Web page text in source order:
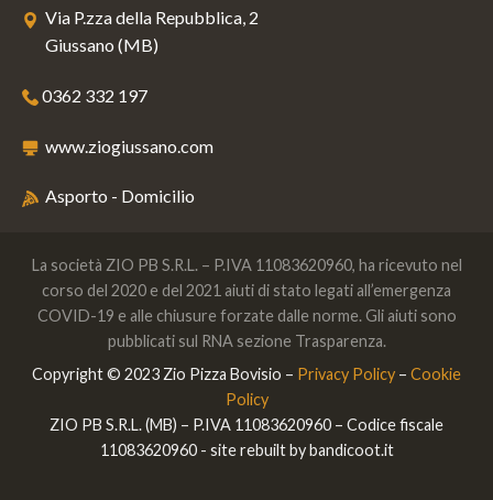
Via P.zza della Repubblica, 2
Giussano (MB)
0362 332 197
www.ziogiussano.com
Asporto - Domicilio
La società ZIO PB S.R.L. – P.IVA 11083620960, ha ricevuto nel
corso del 2020 e del 2021 aiuti di stato legati all’emergenza
COVID-19 e alle chiusure forzate dalle norme. Gli aiuti sono
pubblicati sul RNA sezione Trasparenza.
Copyright © 2023 Zio Pizza Bovisio – Privacy Policy – Cookie
Policy
ZIO PB S.R.L. (MB) – P.IVA 11083620960 – Codice fiscale
11083620960 - site rebuilt bybandicoot.it